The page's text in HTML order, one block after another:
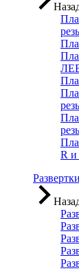
R
Развертки